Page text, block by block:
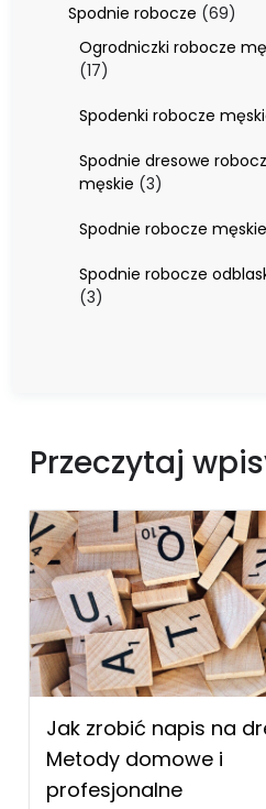
Spodnie robocze 6969
Ogrodniczki robocze
1717
Spodenki robocze
Spodnie dresowe
męskie 33
Spodnie robocze męskie
Spodnie robocze
33
Przeczytaj
Jak zrobić napis na
Metody domowe i
profesjonalne